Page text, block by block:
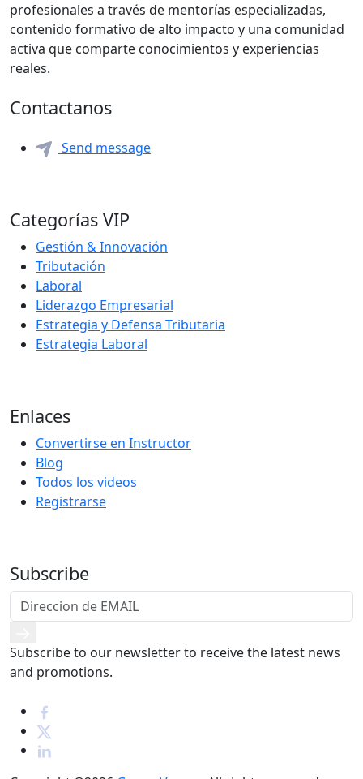
profesionales a través de mentorías especializadas,
contenido formativo de alto impacto y una comunidad
activa que comparte conocimientos y experiencias
reales.
Contactanos
Send message
Categorías VIP
Gestión & Innovación
Tributación
Laboral
Liderazgo Empresarial
Estrategia y Defensa Tributaria
Estrategia Laboral
Enlaces
Convertirse en Instructor
Blog
Todos los videos
Registrarse
Subscribe
Subscribe to our newsletter to receive the latest news
and promotions.